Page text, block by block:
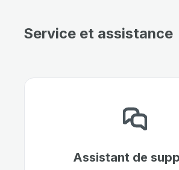
Service et assistance
Assistant de